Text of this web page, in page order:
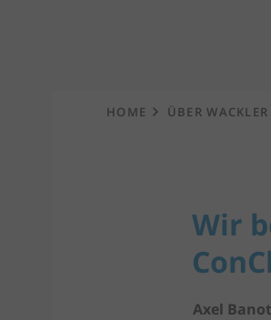
HOME ÜBER WACKLER
Wir
Axel